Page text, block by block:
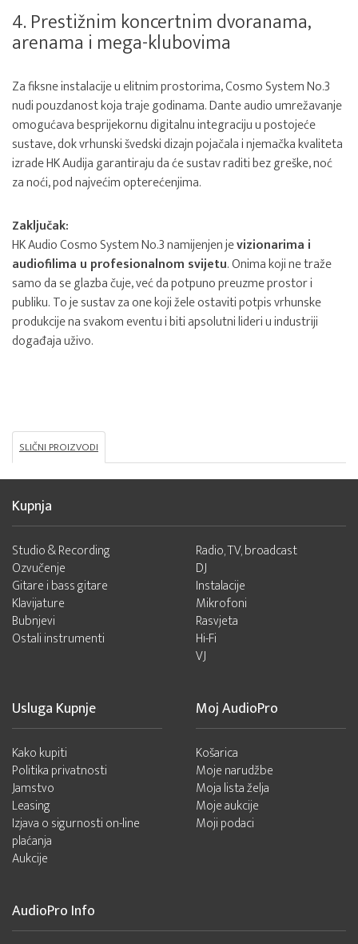
4. Prestižnim koncertnim dvoranama,
arenama i mega-klubovima
Za fiksne instalacije u elitnim prostorima, Cosmo System No.3
nudi pouzdanost koja traje godinama. Dante audio umrežavanje
omogućava besprijekornu digitalnu integraciju u postojeće
sustave, dok vrhunski švedski dizajn pojačala i njemačka kvaliteta
izrade HK Audija garantiraju da će sustav raditi bez greške, noć
za noći, pod najvećim opterećenjima.
Zaključak:
HK Audio Cosmo System No.3 namijenjen jevizionarima i
audiofilima u profesionalnom svijetu. Onima koji ne traže
samo da se glazba čuje, već da potpuno preuzme prostor i
publiku. To je sustav za one koji žele ostaviti potpis vrhunske
produkcije na svakom eventu i biti apsolutni lideri u industriji
događaja uživo.
SLIČNI PROIZVODI
Kupnja
Studio & Recording
Ozvučenje
Gitare i bass gitare
Klavijature
Bubnjevi
Ostali instrumenti
Radio, TV, broadcast
DJ
Instalacije
Mikrofoni
Rasvjeta
Hi-Fi
VJ
Usluga Kupnje
Kako kupiti
Politika privatnosti
Jamstvo
Leasing
Izjava o sigurnosti on-line
plaćanja
Aukcije
Moj AudioPro
Košarica
Moje narudžbe
Moja lista želja
Moje aukcije
Moji podaci
AudioPro Info